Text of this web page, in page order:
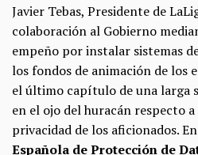
Javier Tebas, Presidente de
colaboración al Gobierno
empeño por instalar sistemas
los fondos de animación de los
el último capítulo de una larga
en el ojo del huracán respecto
privacidad de los aficionados.
Española de Protección de